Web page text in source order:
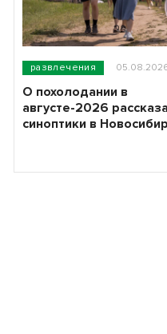
развлечения
О похолодании в
августе-2026
синоптики в